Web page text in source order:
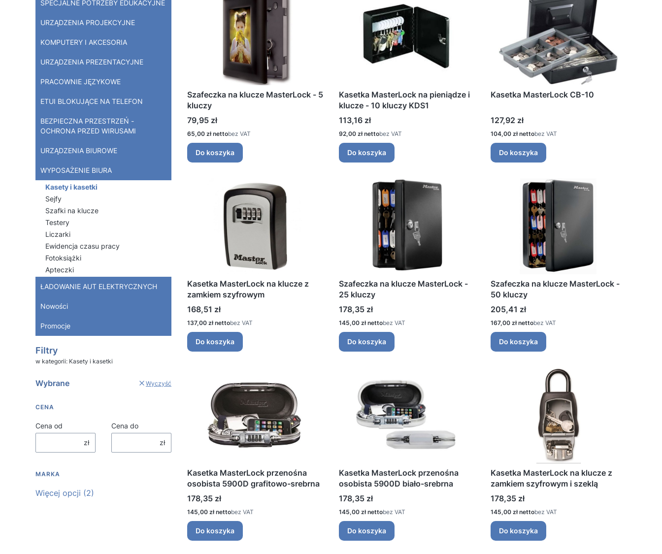
SPECJALNE POTRZEBY EDUKACYJNE
URZĄDZENIA PROJEKCYJNE
KOMPUTERY I AKCESORIA
URZĄDZENIA PREZENTACYJNE
PRACOWNIE JĘZYKOWE
ETUI BLOKUJĄCE NA TELEFON
BEZPIECZNA PRZESTRZEŃ -
OCHRONA PRZED WIRUSAMI
URZĄDZENIA BIUROWE
WYPOSAŻENIE BIURA
Kasety i kasetki
Sejfy
Szafki na klucze
Testery
Liczarki
Ewidencja czasu pracy
Fotoksiążki
Apteczki
ŁADOWANIE AUT ELEKTRYCZNYCH
Nowości
Promocje
Filtry
w kategorii: Kasety i kasetki
Wybrane Wyczyść
CENA
Cena od
zł
Cena do
zł
MARKA
Marka
Więcej opcji (2)
Szafeczka na klucze MasterLock - 5
kluczy
Cena
79,95 zł
Cena
65,00 zł bez VAT
Do koszyka
Kasetka MasterLock na pieniądze i
klucze - 10 kluczy KDS1
Cena
113,16 zł
Cena
92,00 zł bez VAT
Do koszyka
Kasetka MasterLock CB-10
Cena
127,92 zł
Cena
104,00 zł bez VAT
Do koszyka
Kasetka MasterLock na klucze z
zamkiem szyfrowym
Cena
168,51 zł
Cena
137,00 zł bez VAT
Do koszyka
Szafeczka na klucze MasterLock -
25 kluczy
Cena
178,35 zł
Cena
145,00 zł bez VAT
Do koszyka
Szafeczka na klucze MasterLock -
50 kluczy
Cena
205,41 zł
Cena
167,00 zł bez VAT
Do koszyka
Kasetka MasterLock przenośna
osobista 5900D grafitowo-srebrna
Cena
178,35 zł
Cena
145,00 zł bez VAT
Do koszyka
Kasetka MasterLock przenośna
osobista 5900D biało-srebrna
Cena
178,35 zł
Cena
145,00 zł bez VAT
Do koszyka
Kasetka MasterLock na klucze z
zamkiem szyfrowym i szeklą
Cena
178,35 zł
Cena
145,00 zł bez VAT
Do koszyka